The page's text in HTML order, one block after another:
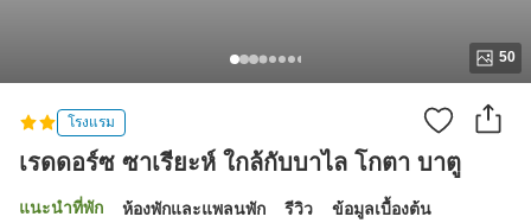
50
โรงแรม
เรดดอร์ซ ซาเรียะห์ ใกล้กับบาไล โกตา บาตู
แนะนำที่พัก ห้องพักและแพลนพัก รีวิว ข้อมูลเบื้องต้น